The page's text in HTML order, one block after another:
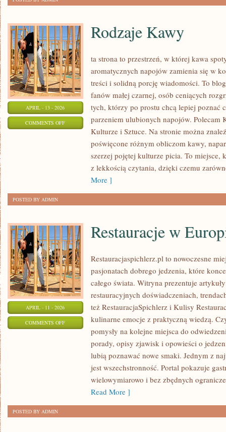
APRIL - 13 - 2026
COMMENTS OFFON
Rodzaje Kawy
ta strona to przestrzeń, w której kawa
aromatycznych napojów zamienia się w
treści i solidną porcję wiadomości. To
fanów małej czarnej, osób ceniących
tych, którzy po prostu chcą lepiej poznać
parzeniem ulubionych napojów. Polecam
Kulturze i Sztuce. Na stronie można
poświęcone różnym obliczom kawy,
szerzej pojętej kulturze picia. To miejsce,
z lekkością czytania, dzięki czemu
More ]
POSTED BY ADMIN
APRIL - 11 - 2026
COMMENTS OFFON
RESTAURACJE
Restauracje w
Restauracjaspichlerz.pl to nowoczesne
pasjonatach dobrego jedzenia, które
całego świata. Witryna prezentuje
restauracyjnych doświadczeniach,
też RestauracjaSpichlerz i Kulisy
kulinarne emocje z praktyczną wiedzą.
pomysły na kolejne miejsca do
porady, opisy zjawisk i opowieści o
lubią poznawać nowe smaki. Jednym z
jest wszechstronność. Portal pokazuje
wielowymiarowo i bez zbędnych
Read More ]
POSTED BY ADMIN